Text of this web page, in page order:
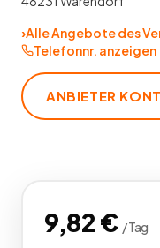
›Alle Angebote des
Telefonnr. anzeigen
ANBIETER
9,82 € /Tag